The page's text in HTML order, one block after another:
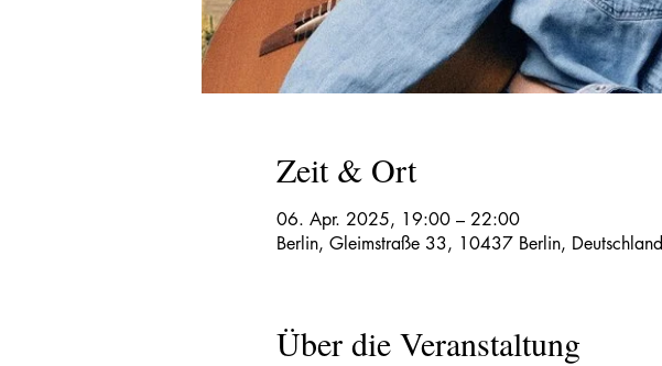
Zeit & Ort
06. Apr. 2025, 19:00 – 22:00
Berlin, Gleimstraße 33, 10437 Berlin, Deutschland
Über die Veranstaltung